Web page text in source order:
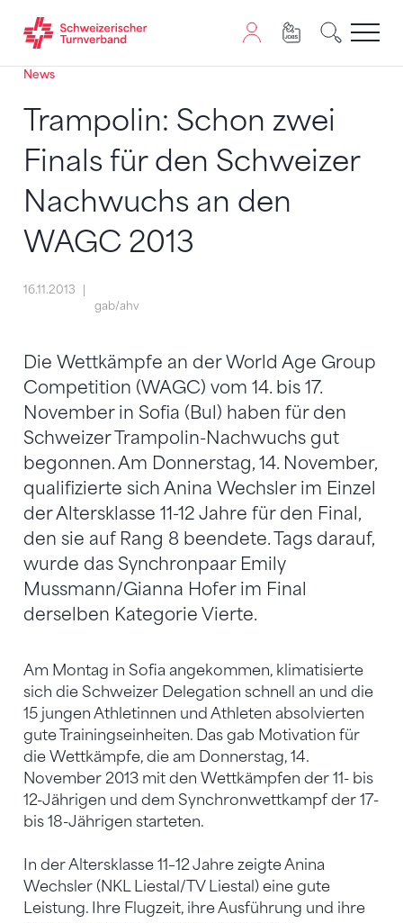
Zum Inhalt springen
Zur Sitemap navigieren
Zum Navigieren dieser Seite wird JavaScript benötigt.
News
Trampolin: Schon zwei
Finals für den Schweizer
Nachwuchs an den
WAGC 2013
16.11.2013
gab/ahv
Die Wettkämpfe an der World Age Group
Competition (WAGC) vom 14. bis 17.
November in Sofia (Bul) haben für den
Schweizer Trampolin-Nachwuchs gut
begonnen. Am Donnerstag, 14. November,
qualifizierte sich Anina Wechsler im Einzel
der Altersklasse 11-12 Jahre für den Final,
den sie auf Rang 8 beendete. Tags darauf,
wurde das Synchronpaar Emily
Mussmann/Gianna Hofer im Final
derselben Kategorie Vierte.
Am Montag in Sofia angekommen, klimatisierte
sich die Schweizer Delegation schnell an und die
15 jungen Athletinnen und Athleten absolvierten
gute Trainingseinheiten. Das gab Motivation für
die Wettkämpfe, die am Donnerstag, 14.
November 2013 mit den Wettkämpfen der 11- bis
12-Jährigen und dem Synchronwettkampf der 17-
bis 18-Jährigen starteten.
In der Altersklasse 11–12 Jahre zeigte Anina
Wechsler (NKL Liestal/TV Liestal) eine gute
Leistung. Ihre Flugzeit, ihre Ausführung und ihre